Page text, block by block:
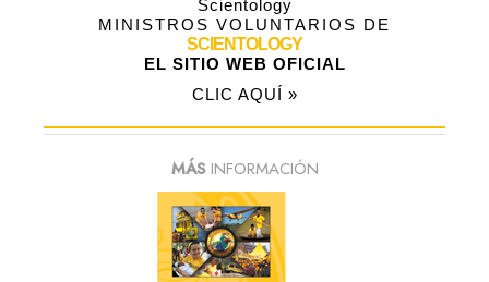
MINISTROS VOLUNTARIOS DE
SCIENTOLOGY
EL SITIO WEB OFICIAL
CLIC AQUÍ »
MÁSINFORMACIÓN